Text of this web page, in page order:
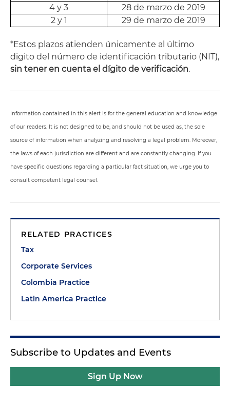
4 y 3
28 de marzo de 2019
2 y 1
29 de marzo de 2019
*Estos plazos atienden únicamente al último
digito del número de identificación tributario (NIT),
sin tener en cuenta el dígito de verificación.
Information contained in this alert is for the general education and knowledge
of our readers. It is not designed to be, and should not be used as, the sole
source of information when analyzing and resolving a legal problem. Moreover,
the laws of each jurisdiction are different and are constantly changing. If you
have specific questions regarding a particular fact situation, we urge you to
consult competent legal counsel.
RELATED PRACTICES
Tax
Corporate Services
Colombia Practice
Latin America Practice
Subscribe to Updates and Events
Sign Up Now